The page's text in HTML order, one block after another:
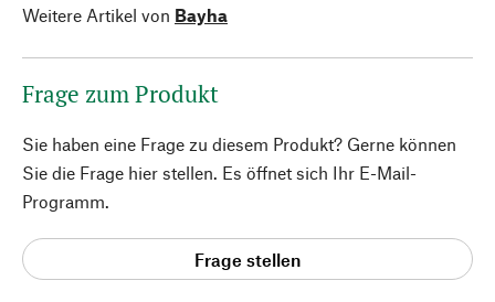
Weitere Artikel von Bayha
Frage zum Produkt
Sie haben eine Frage zu diesem Produkt? Gerne können
Sie die Frage hier stellen. Es öffnet sich Ihr E-Mail-
Programm.
Frage stellen